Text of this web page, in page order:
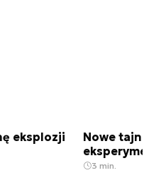
eksplozji
Nowe
3 min.